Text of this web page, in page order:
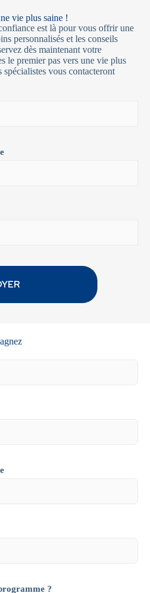
vie plus saine !
est là pour vous offrir une
personnalisés et les conseils
dès maintenant votre
le premier pas vers une vie plus
vous contacteront
?